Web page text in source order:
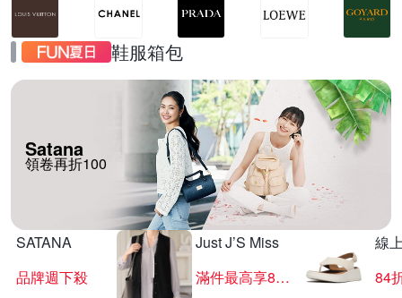
鞋服箱包
Satana
領卷再折100
SATANA
品牌週下殺
Just J’S Miss
滿件最高享85折
線
84